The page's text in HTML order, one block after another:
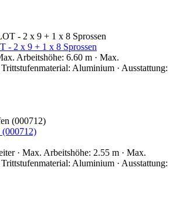
- 2 x 9 + 1 x 8 Sprossen
Arbeitshöhe: 6.60 m · Max.
Aluminium · Ausstattung:
(000712)
· Max. Arbeitshöhe: 2.55 m · Max.
Aluminium · Ausstattung: